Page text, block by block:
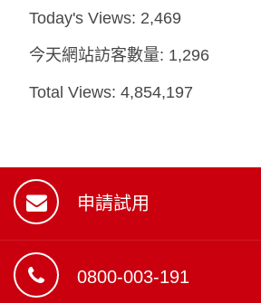
Today's Views: 2,469
今天網站訪客數量: 1,296
Total Views:4,854,197
申請試用
0800-003-191